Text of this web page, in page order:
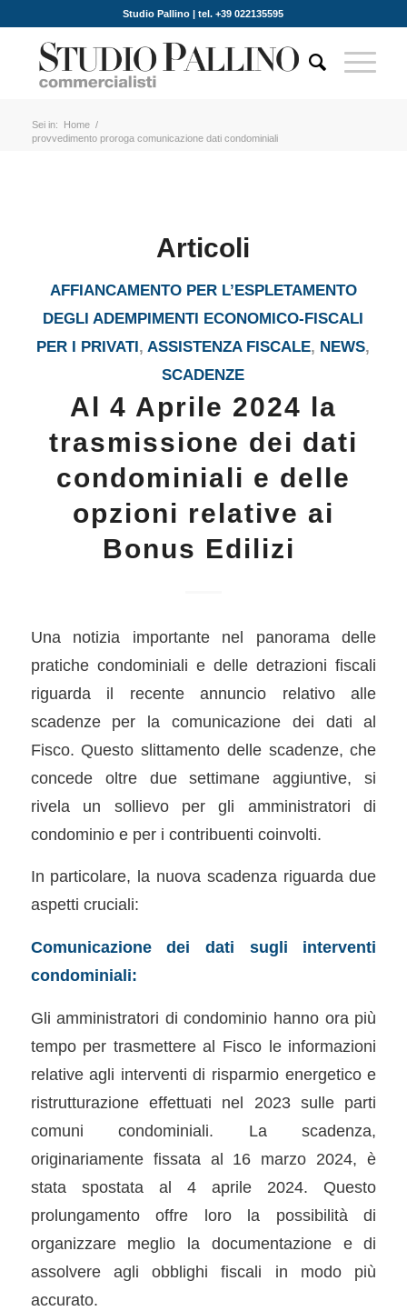
Studio Pallino | tel. +39 022135595
Sei in: Home /
provvedimento proroga comunicazione dati condominiali
Articoli
AFFIANCAMENTO PER L’ESPLETAMENTO
DEGLI ADEMPIMENTI ECONOMICO-FISCALI
PER I PRIVATI,ASSISTENZA FISCALE, NEWS,
SCADENZE
Al 4 Aprile 2024 la
trasmissione dei dati
condominiali e delle
opzioni relative ai
Bonus Edilizi
Una notizia importante nel panorama delle
pratiche condominiali e delle detrazioni fiscali
riguarda il recente annuncio relativo alle
scadenze per la comunicazione dei dati al
Fisco. Questo slittamento delle scadenze, che
concede oltre due settimane aggiuntive, si
rivela un sollievo per gli amministratori di
condominio e per i contribuenti coinvolti.
In particolare, la nuova scadenza riguarda due
aspetti cruciali:
Comunicazione dei dati sugli interventi
condominiali:
Gli amministratori di condominio hanno ora più
tempo per trasmettere al Fisco le informazioni
relative agli interventi di risparmio energetico e
ristrutturazione effettuati nel 2023 sulle parti
comuni condominiali. La scadenza,
originariamente fissata al 16 marzo 2024, è
stata spostata al 4 aprile 2024. Questo
prolungamento offre loro la possibilità di
organizzare meglio la documentazione e di
assolvere agli obblighi fiscali in modo più
accurato.